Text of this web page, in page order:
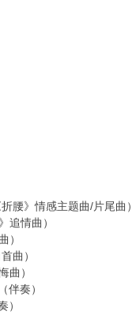
腰》情感主题曲/片尾曲）
追情曲）
）
曲）
曲）
伴奏）
）